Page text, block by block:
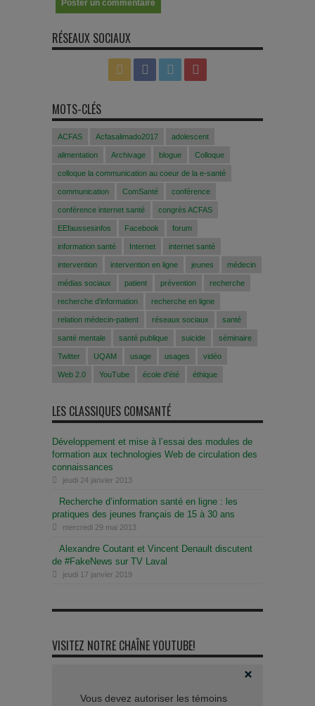
RÉSEAUX SOCIAUX
MOTS-CLÉS
ACFAS Acfasalimado2017 adolescent
alimentation Archivage blogue Colloque
colloque la communication au coeur de la e-santé
communication ComSanté conférence
conférence internet santé congrès ACFAS
EEfaussesinfos Facebook forum
information santé Internet internet santé
intervention intervention en ligne jeunes médecin
médias sociaux patient prévention recherche
recherche d'information recherche en ligne
relation médecin-patient réseaux sociaux santé
santé mentale santé publique suicide séminaire
Twitter UQAM usage usages vidéo
Web 2.0 YouTube école d'été éthique
LES CLASSIQUES COMSANTÉ
Développement et mise à l’essai des modules de
formation aux technologies Web de circulation des
connaissances
jeudi 24 janvier 2013
Recherche d’information santé en ligne : les
pratiques des jeunes français de 15 à 30 ans
mercredi 29 mai 2013
Alexandre Coutant et Vincent Denault discutent
de #FakeNews sur TV Laval
jeudi 17 janvier 2019
VISITEZ NOTRE CHAÎNE YOUTUBE!
Vous devez autoriser les témoins